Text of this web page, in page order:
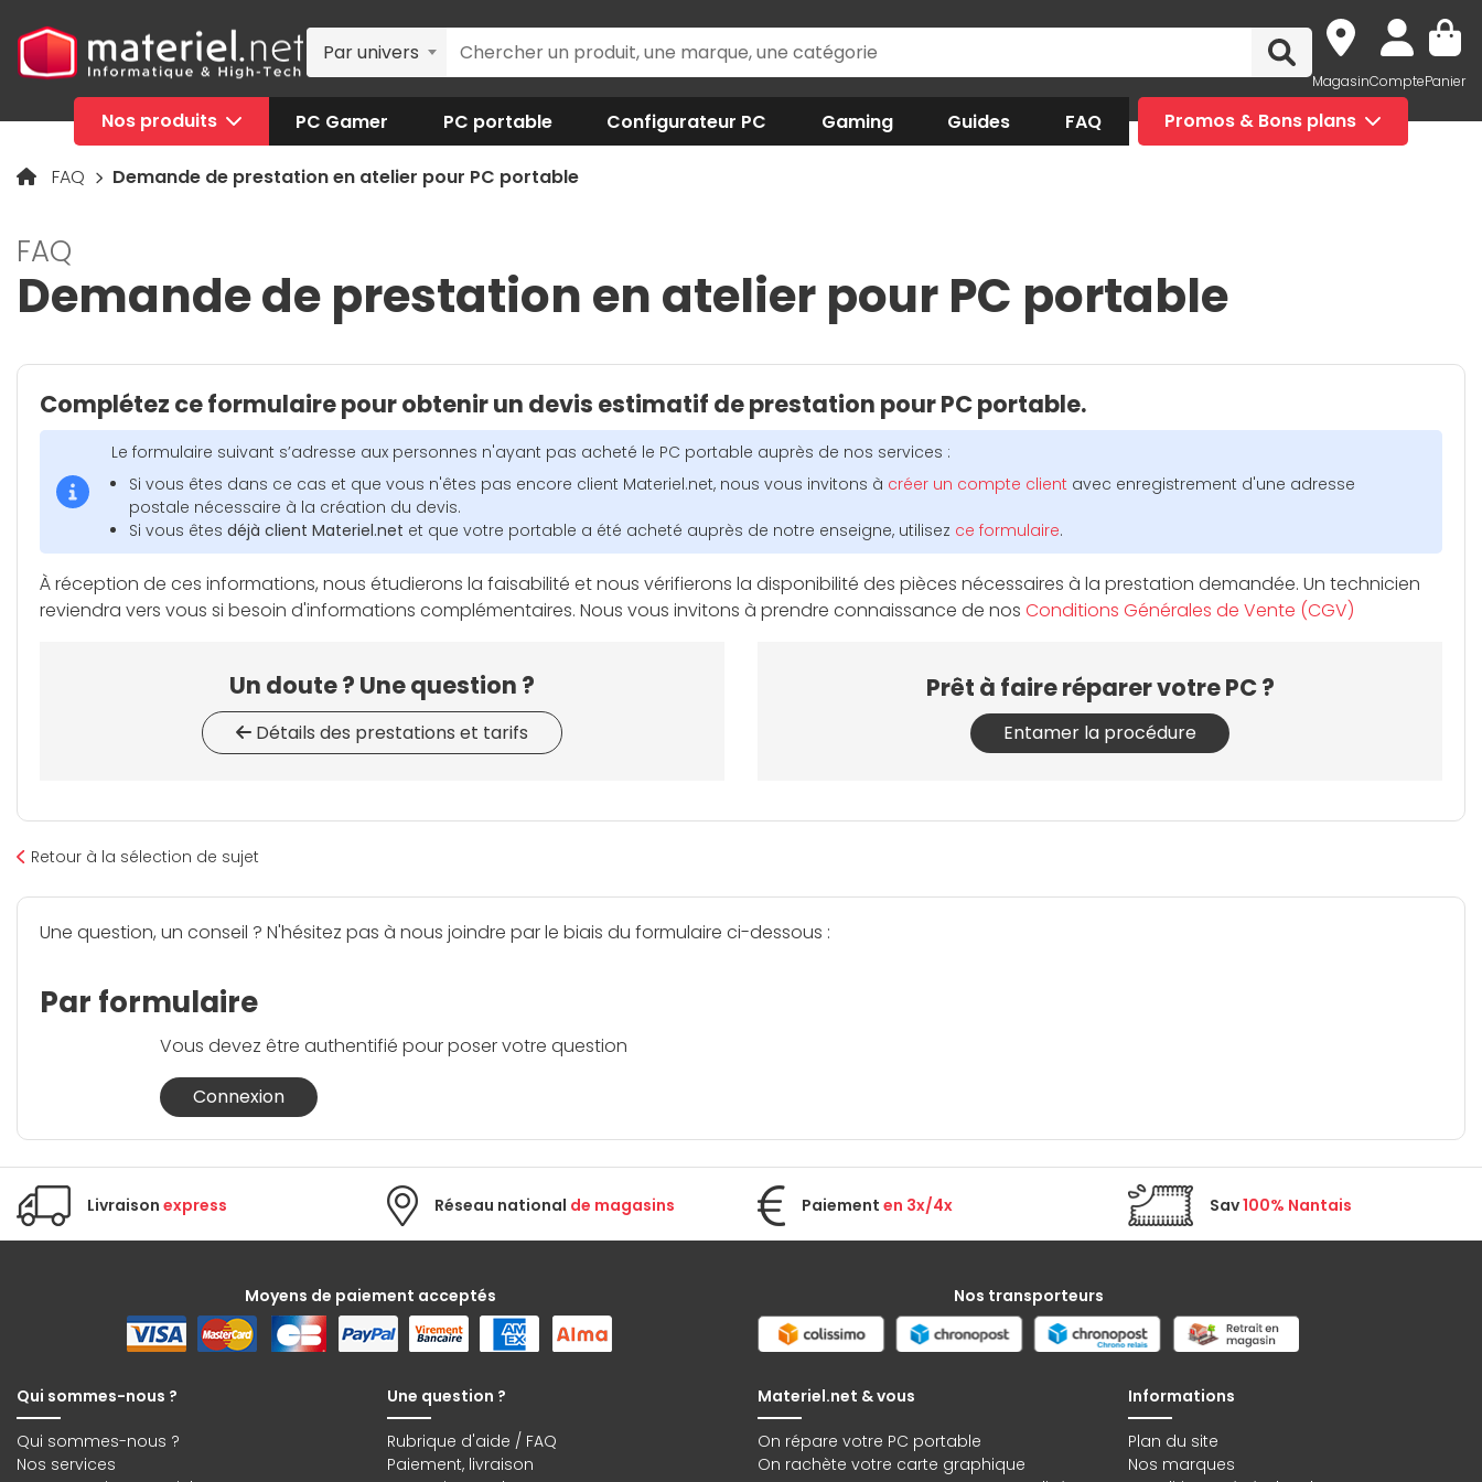
Par univers
MagasinComptePanier
Nos produits PC Gamer PC portable Configurateur PC Gaming Guides FAQ Promos & Bons plans
FAQ Demande de prestation en atelier pour PC portable
FAQ
Demande de prestation en atelier pour PC portable
Complétez ce formulaire pour obtenir un devis estimatif de prestation pour PC portable.
Le formulaire suivant s’adresse aux personnes n'ayant pas acheté le PC portable auprès de nos services :
Si vous êtes dans ce cas et que vous n'êtes pas encore client Materiel.net, nous vous invitons à créer un compte client avec enregistrement d'une adresse
postale nécessaire à la création du devis.
Si vous êtes déjà client Materiel.net et que votre portable a été acheté auprès de notre enseigne, utilisez ce formulaire.
À réception de ces informations, nous étudierons la faisabilité et nous vérifierons la disponibilité des pièces nécessaires à la prestation demandée. Un technicien
reviendra vers vous si besoin d'informations complémentaires. Nous vous invitons à prendre connaissance de nos Conditions Générales de Vente (CGV)
Un doute ? Une question ?
Détails des prestations et tarifs
Prêt à faire réparer votre PC ?
Entamer la procédure
Retour à la sélection de sujet
Une question, un conseil ? N'hésitez pas à nous joindre par le biais du formulaire ci-dessous :
Par formulaire
Vous devez être authentifié pour poser votre question
Connexion
Livraison express Réseau national de magasins Paiement en 3x/4x Sav100% Nantais
Moyens de paiement acceptés Nos transporteurs
Qui sommes-nous ?
Qui sommes-nous ?
Nos services
Une question ?
Rubrique d'aide / FAQ
Paiement, livraison
Materiel.net & vous
On répare votre PC portable
On rachète votre carte graphique
Informations
Plan du site
Nos marques